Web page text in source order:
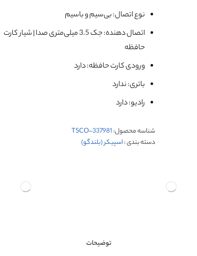
نوع اتصال: بی‌سیم و باسیم
اتصال دهنده: جک 3.5 میلی‌متری صدا | شیار کارت
حافظه
ورودی کارت حافظه: دارد
باتری: ندارد
رادیو: دارد
شناسه محصول:TSCO-337981
دسته بندی :اسپیکر (بلندگو)
توضیحات